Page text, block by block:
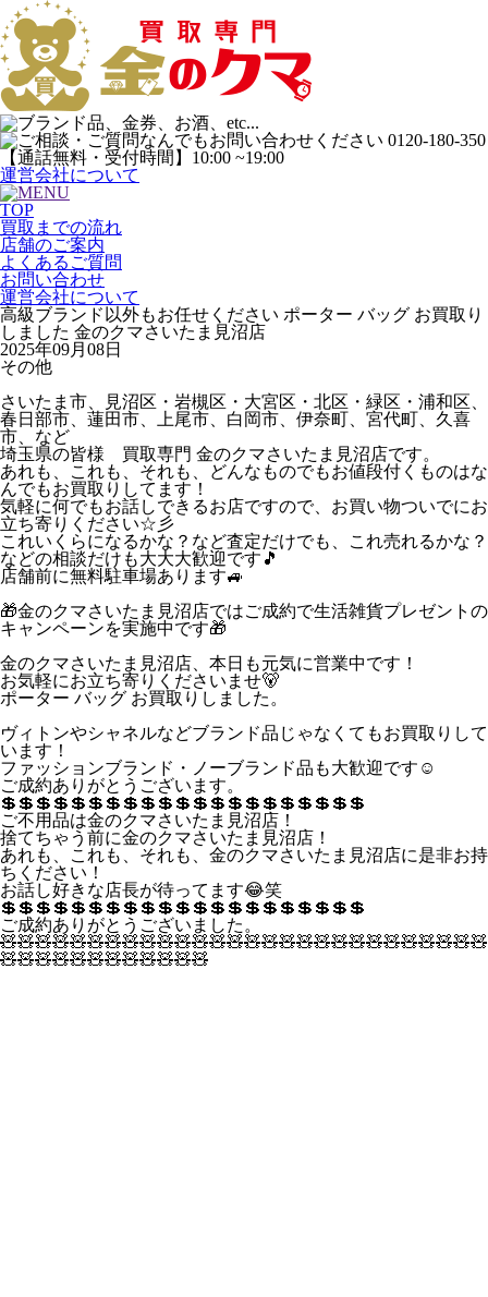
運営会社について
TOP
買取までの流れ
店舗のご案内
よくあるご質問
お問い合わせ
運営会社について
高級ブランド以外もお任せください ポーター バッグ お買取り
しました 金のクマさいたま見沼店
2025年09月08日
その他
さいたま市、見沼区・岩槻区・大宮区・北区・緑区・浦和区、
春日部市、蓮田市、上尾市、白岡市、伊奈町、宮代町、久喜
市、など
埼玉県の皆様 買取専門 金のクマさいたま見沼店です。
あれも、これも、それも、どんなものでもお値段付くものはな
んでもお買取りしてます！
気軽に何でもお話しできるお店ですので、お買い物ついでにお
立ち寄りください☆彡
これいくらになるかな？など査定だけでも、これ売れるかな？
などの相談だけも大大大歓迎です🎵
店舗前に無料駐車場あります🚙
🎁金のクマさいたま見沼店ではご成約で生活雑貨プレゼントの
キャンペーンを実施中です🎁
金のクマさいたま見沼店、本日も元気に営業中です！
お気軽にお立ち寄りくださいませ🐻
ポーター バッグ お買取りしました。
ヴィトンやシャネルなどブランド品じゃなくてもお買取りして
います！
ファッションブランド・ノーブランド品も大歓迎です☺
ご成約ありがとうございます。
💲💲💲💲💲💲💲💲💲💲💲💲💲💲💲💲💲💲💲💲💲
ご不用品は金のクマさいたま見沼店！
捨てちゃう前に金のクマさいたま見沼店！
あれも、これも、それも、金のクマさいたま見沼店に是非お持
ちください！
お話し好きな店長が待ってます😂笑
💲💲💲💲💲💲💲💲💲💲💲💲💲💲💲💲💲💲💲💲💲
ご成約ありがとうございました。
🧸🧸🧸🧸🧸🧸🧸🧸🧸🧸🧸🧸🧸🧸🧸🧸🧸🧸🧸🧸🧸🧸🧸🧸🧸🧸🧸🧸
🧸🧸🧸🧸🧸🧸🧸🧸🧸🧸🧸🧸